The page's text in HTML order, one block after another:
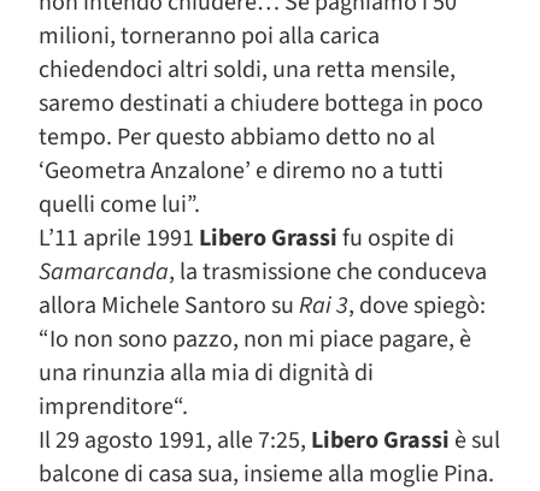
milioni, torneranno poi alla carica
chiedendoci altri soldi, una retta mensile,
saremo destinati a chiudere bottega in poco
tempo. Per questo abbiamo detto no al
‘Geometra Anzalone’ e diremo no a tutti
quelli come lui”.
L’11 aprile 1991 Libero Grassifu ospite di
Samarcanda, la trasmissione che conduceva
allora Michele Santoro suRai 3, dove spiegò:
“Io non sono pazzo, non mi piace pagare, è
una rinunzia alla mia di dignità di
imprenditore“.
Il 29 agosto 1991, alle 7:25, Libero Grassi è sul
balcone di casa sua, insieme alla moglie Pina.